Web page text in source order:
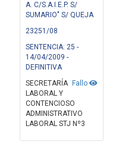
A. C/S.A.I.E.P. S/
SUMARIO" S/ QUEJA
23251/08
SENTENCIA: 25 -
14/04/2009 -
DEFINITIVA
Fallo
SECRETARÍA
LABORAL Y
CONTENCIOSO
ADMINISTRATIVO
LABORAL STJ Nº3